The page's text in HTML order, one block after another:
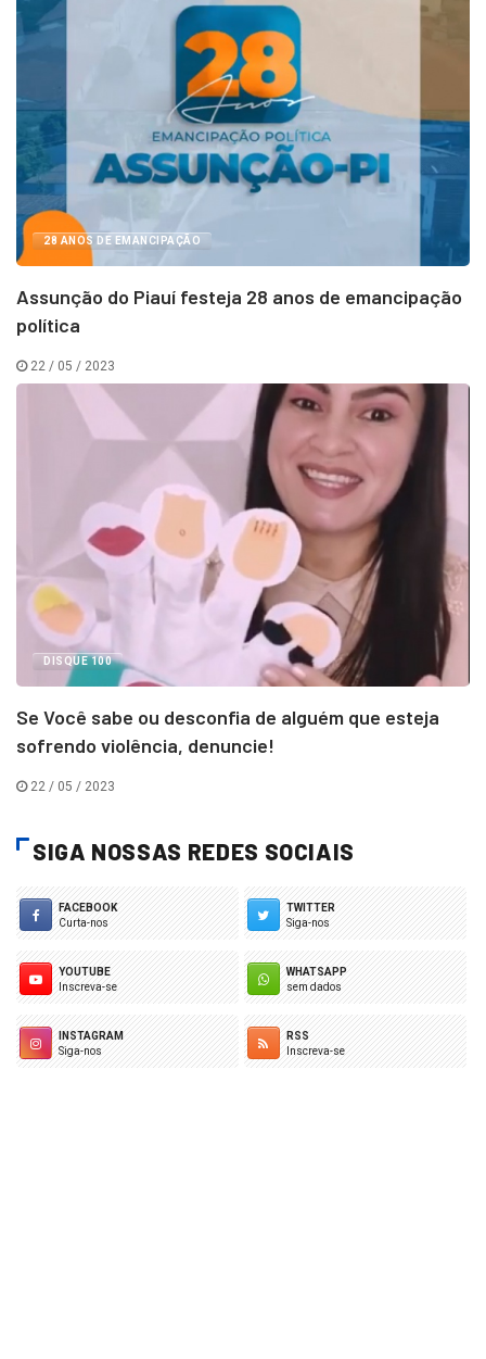
28 ANOS DE EMANCIPAÇÃO
Assunção do Piauí festeja 28 anos de emancipação
política
22 / 05 / 2023
DISQUE 100
Se Você sabe ou desconfia de alguém que esteja
sofrendo violência, denuncie!
22 / 05 / 2023
SIGA NOSSAS REDES SOCIAIS
FACEBOOK
Curta-nos
TWITTER
Siga-nos
YOUTUBE
Inscreva-se
WHATSAPP
sem dados
INSTAGRAM
Siga-nos
RSS
Inscreva-se